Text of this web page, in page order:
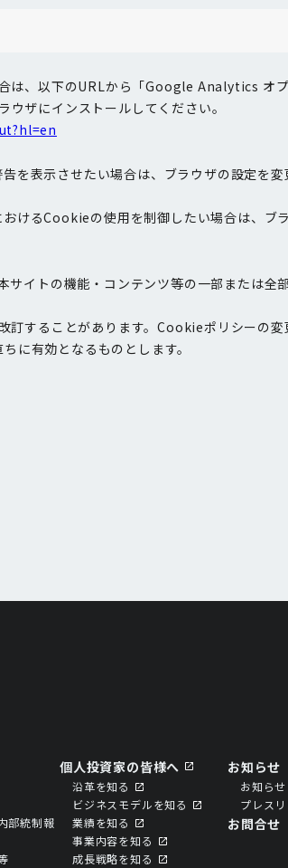
、以下のURLから「Google Analytics オ
ウザにインストールしてください。
を表示させたい場合は、ブラウザの設定を変
けるCookieの使用を制御したい場合は、ブ
イトの機能・コンテンツ等の一部または全
することがあります。Cookieポリシーの変
に有効となるものとします。
部統制報
個人投資家の皆様へ
沿革を知る
ビジネスモデルを知る
業績を知る
事業内容を知る
成⻑戦略を知る
お知らせ
お知らせ
プレス
お問合せ